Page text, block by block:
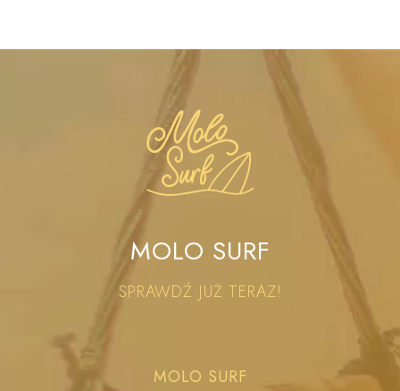
MOLO SURF
SPRAWDŹ JUŻ TERAZ!
MOLO SURF